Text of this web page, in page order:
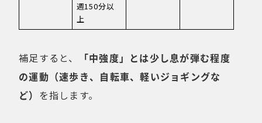
週150分以
上
補足すると、
「中強度」とは少し息が弾む程度
の運動（速歩き、自転車、軽いジョギングな
ど） を指します。